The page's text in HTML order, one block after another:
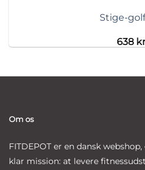
Stige-
638
Om os
FITDEPOT er en dansk
klar mission: at levere